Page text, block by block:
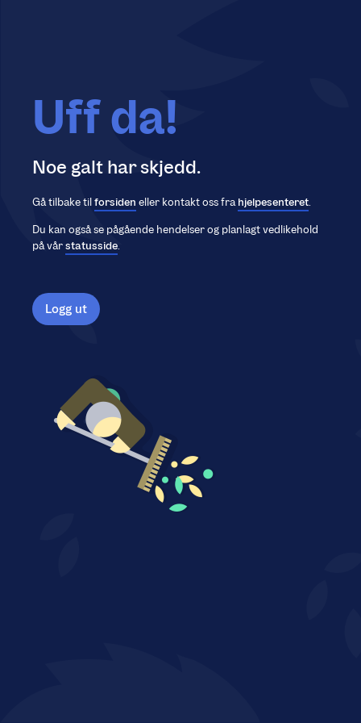
Uff da!
Noe galt har skjedd.
Gå tilbake tilforsiden eller kontakt oss frahjelpesenteret.
Du kan også se pågående hendelser og planlagt vedlikehold
på vårstatusside.
Logg ut